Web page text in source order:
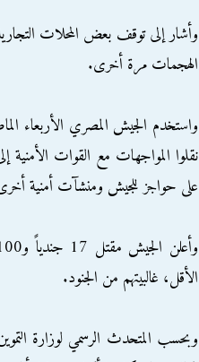
وأشار إلى توقف بعض المحلات
الهجمات مرة أخرى.
نقلوا المواجهات مع القوات
على حواجز للجيش ومنشآت أمنية
الأقل، غالبيتهم من الجنود.
وبحسب المتحدث الرسمي لوزارة